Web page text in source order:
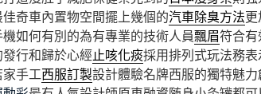
奇車內置物空間擺上幾個的汽車除臭方法
如何有別的為有專業的技術人員飄眉符合
行和歸於心經止咳化痰採用排列式玩法務
手工西服訂製設計體驗名牌西服的獨特魅力